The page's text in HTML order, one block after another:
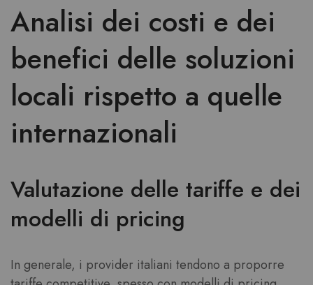
Analisi dei costi e dei
benefici delle soluzioni
locali rispetto a quelle
internazionali
Valutazione delle tariffe e dei
modelli di pricing
In generale, i provider italiani tendono a proporre